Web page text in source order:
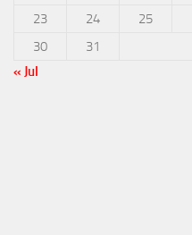
23 24 25
30
31
« Jul